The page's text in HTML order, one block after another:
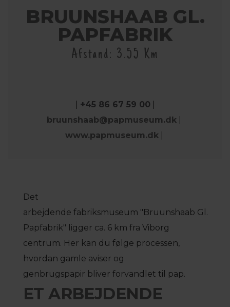
BRUUNSHAAB GL.
PAPFABRIK
Afstand: 3.55 Km
+45 86 67 59 00
bruunshaab@papmuseum.dk
www.papmuseum.dk|
Det
arbejdende fabriksmuseum "Bruunshaab Gl.
Papfabrik" ligger ca. 6 km fra Viborg
centrum. Her kan du følge processen,
hvordan gamle aviser og
genbrugspapir bliver forvandlet til pap.
ET ARBEJDENDE